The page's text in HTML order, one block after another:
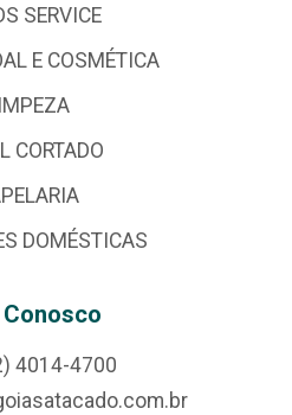
SERVICE
E COSMÉTICA
CORTADO
DOMÉSTICAS
Conosco
4014-4700